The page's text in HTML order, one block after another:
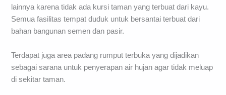
lainnya karena tidak ada kursi taman yang terbuat dari kayu.
Semua fasilitas tempat duduk untuk bersantai terbuat dari
bahan bangunan semen dan pasir.
Terdapat juga area padang rumput terbuka yang dijadikan
sebagai sarana untuk penyerapan air hujan agar tidak meluap
di sekitar taman.